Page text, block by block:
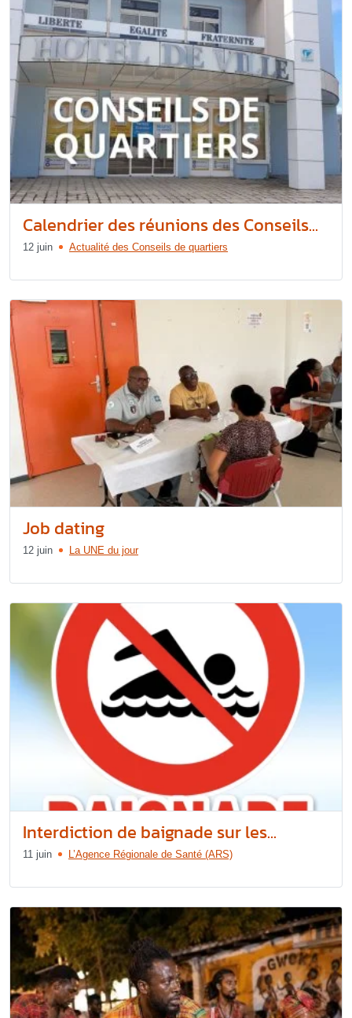
Calendrier des réunions des Conseils...
12 juin Actualité des Conseils de quartiers
Job dating
12 juin La UNE du jour
Interdiction de baignade sur les...
11 juin L’Agence Régionale de Santé (ARS)